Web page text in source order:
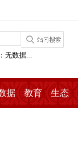
无数据...
据 教育 生态